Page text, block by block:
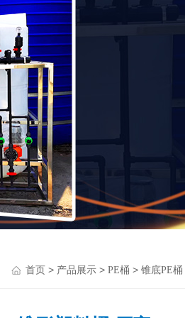
首页 > 产品展示 > PE桶 > 锥底PE桶